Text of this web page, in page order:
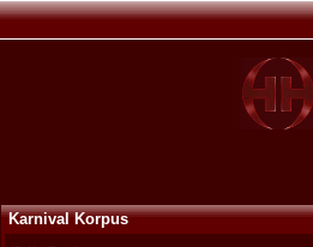
Karnival Korpus